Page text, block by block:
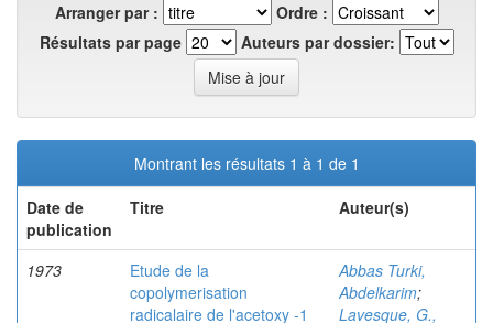
Arranger par :
Ordre :
Résultats par page
Auteurs par dossier:
Montrant les résultats 1 à 1 de 1
Date de
publication
Titre Auteur(s)
1973
Etude de la
copolymerisation
radicalaire de l'acetoxy -1
Abbas Turki,
Abdelkarim;
Lavesque, G.,